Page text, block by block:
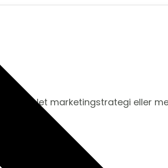
komplet marketingstrategi eller